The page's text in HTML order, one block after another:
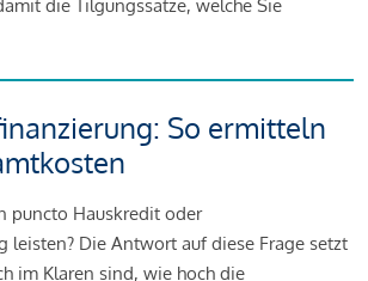
die Tilgungssätze, welche Sie
So ermitteln
puncto Hauskredit oder
leisten? Die Antwort auf diese Frage setzt
im Klaren sind, wie hoch die